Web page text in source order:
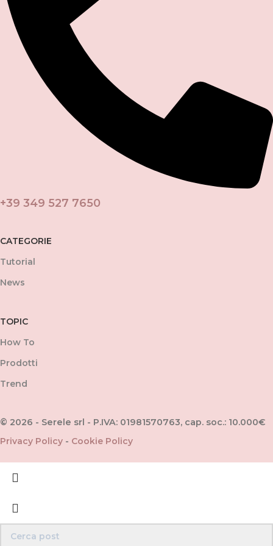
+39 349 527 7650
CATEGORIE
Tutorial
News
TOPIC
How To
Prodotti
Trend
© 2026 - Serele srl - P.IVA: 01981570763, cap. soc.: 10.000€
Privacy Policy - Cookie Policy